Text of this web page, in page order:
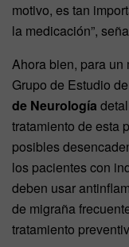
motivo, es tan
la medicación”,
Ahora bien, para un
Grupo de Estudio
de Neurología
tratamiento de esta
posibles
los pacientes con
deben usar
de migraña
tratamiento